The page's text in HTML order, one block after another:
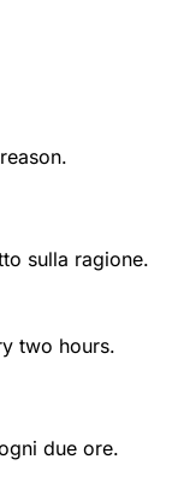
sulla ragione.
two hours.
due ore.